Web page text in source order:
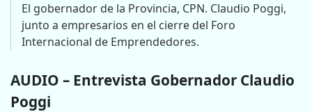
El gobernador de la Provincia, CPN. Claudio Poggi,
junto a empresarios en el cierre del Foro
Internacional de Emprendedores.
AUDIO – Entrevista Gobernador Claudio
Poggi